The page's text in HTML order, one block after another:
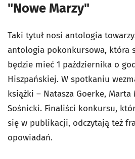
"Nowe Marzy"
Taki tytuł nosi antologia
antologia pokonkursowa, która
będzie mieć 1 października o
Hiszpańskiej. W spotkaniu
książki – Natasza Goerke,
Sośnicki. Finaliści konkursu,
się w publikacji, odczytają też
opowiadań.